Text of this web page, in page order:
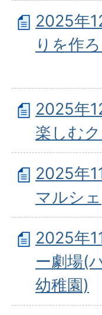
2025年
りを作ろ
2025年
楽しむ
2025年
マルシェ
2025年
ー劇場(
幼稚園)